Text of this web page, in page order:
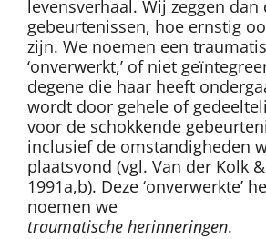
levensverhaal. Wij zeggen dan
gebeurtenissen, hoe ernstig
zijn. We noemen een
‘onverwerkt,’ of niet
degene die haar heeft
wordt door gehele of
voor de schokkende
inclusief de omstandigheden
plaatsvond (vgl. Van der Kolk
1991a,b). Deze ‘onverwerkte’
noemen we
traumatische herinneringen.